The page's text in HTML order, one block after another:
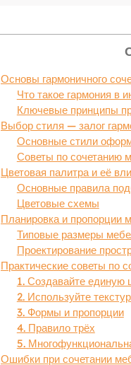
Основы гармоничного
Что такое гармония в
Ключевые принципы
Выбор стиля — залог
Основные стили
Советы по сочетанию
Цветовая палитра и её
Основные правила
Цветовые схемы
Планировка и пропорции
Типовые размеры
Проектирование
Практические советы по
1. Создавайте единую
2. Используйте
3. Формы и пропорции
4. Правило трёх
5.
Ошибки при сочетании